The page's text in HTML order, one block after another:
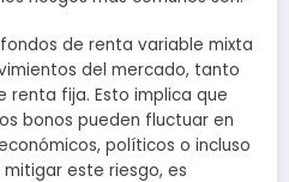
fondos de renta variable mixta
del mercado, tanto
fija. Esto implica que
bonos pueden fluctuar en
políticos o incluso
este riesgo, es